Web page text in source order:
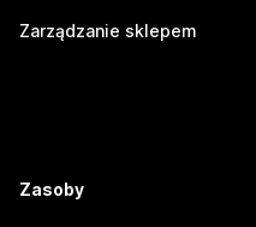
Zarządzanie sklepem
Zasoby